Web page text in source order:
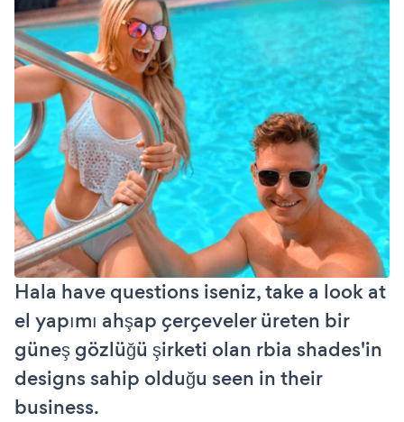
Hala have questions iseniz, take a look at
el yapımı ahşap çerçeveler üreten bir
güneş gözlüğü şirketi olan rbia shades'in
designs sahip olduğu seen in their
business.